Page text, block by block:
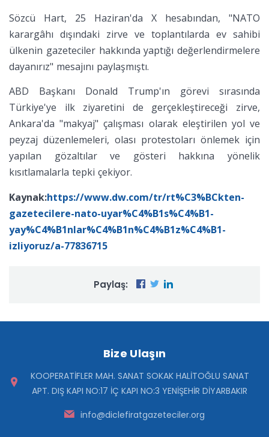
Sözcü Hart, 25 Haziran'da X hesabından, "NATO
karargâhı dışındaki zirve ve toplantılarda ev sahibi
ülkenin gazeteciler hakkında yaptığı değerlendirmelere
dayanırız" mesajını paylaşmıştı.
ABD Başkanı Donald Trump'ın görevi sırasında
Türkiye'ye ilk ziyaretini de gerçekleştireceği zirve,
Ankara'da "makyaj" çalışması olarak eleştirilen yol ve
peyzaj düzenlemeleri, olası protestoları önlemek için
yapılan gözaltılar ve gösteri hakkına yönelik
kısıtlamalarla tepki çekiyor.
Kaynak:https://www.dw.com/tr/rt%C3%BCkten-
gazetecilere-nato-uyar%C4%B1s%C4%B1-
yay%C4%B1nlar%C4%B1n%C4%B1z%C4%B1-
izliyoruz/a-77836715
Paylaş:
Bize Ulaşın
KOOPERATİFLER MAH. SANAT SOKAK HALİTOĞLU SANAT
APT. DIŞ KAPI NO:17 İÇ KAPI NO:3 YENİŞEHİR DİYARBAKIR
info@diclefiratgazeteciler.org